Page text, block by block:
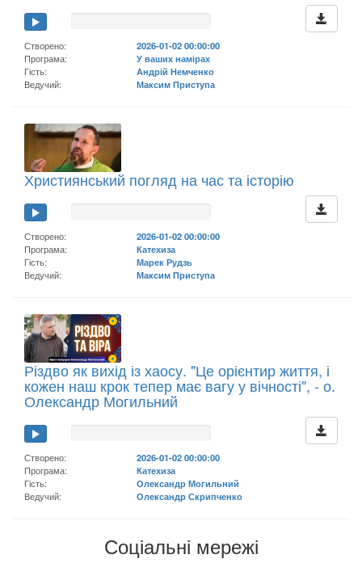
Створено:
2026-01-02 00:00:00
Програма:
У ваших намірах
Гість:
Андрій Немченко
Ведучий:
Максим Приступа
Християнський погляд на час та історію
Створено:
2026-01-02 00:00:00
Програма:
Катехиза
Гість:
Марек Рудзь
Ведучий:
Максим Приступа
Різдво як вихід із хаосу. "Це орієнтир життя, і
кожен наш крок тепер має вагу у вічності", - о.
Олександр Могильний
Створено:
2026-01-02 00:00:00
Програма:
Катехиза
Гість:
Олександр Могильний
Ведучий:
Олександр Скрипченко
Соціальні мережі